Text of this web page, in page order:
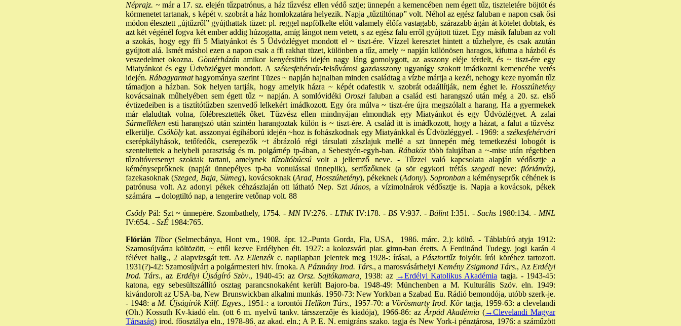
Néprajz. ~ már a 17. sz. elején tűzpatrónus, a ház tűzvész ellen védő sztje; ünnepén a kemencében nem égett tűz, tiszteletére böjtöt és
körmenetet tartanak, s képét v. szobrát a ház homlokzatára helyezik. Napja „tűztiltónap” volt. Néhol az egész faluban e napon csak ősi
módon élesztett „újtűzről” gyújthattak tüzet: pl. reggel napfölkelte előtt valamely élőfa vastagabb, szárazabb ágán át kötelet dobtak, és
azt két végénél fogva két ember addig húzogatta, amíg lángot nem vetett, s az egész falu erről gyújtott tüzet. Egy másik faluban az volt
a szokás, hogy egy ffi 5 Miatyánkot és 5 Üdvözlégyet mondott el ~ tiszt-ére. Vízzel keresztet hintett a tűzhelyre, és csak azután
gyújtott alá. Ismét máshol ezen a napon csak a ffi rakhat tüzet, különben a tűz, amely ~ napján különösen haragos, kifutna a házból és
veszedelmet okozna. Göntérházánamikor kenyérsütés idején nagy láng gomolygott, az asszony eléje térdelt, és ~ tiszt-ére egy
Miatyánkot és egy Üdvözlégyet mondott. A székesfehérvár-felsővárosi gazdasszony ugyanígy szokott imádkozni kemencébe vetés
idején. Rábagyarmathagyománya szerint Tüzes ~ napján hajnalban minden családtag a vízbe mártja a kezét, nehogy keze nyomán tűz
támadjon a házban. Sok helyen tartják, hogy amelyik házra ~ képét odafestik v. szobrát odaállítják, nem éghet le. Hosszúhetény
kovácsainak műhelyében sem égett tűz ~ napján. A somlóvidéki Oroszifaluban a család esti harangszó után még a 20. sz. első
évtizedeiben is a tisztítótűzben szenvedő lelkekért imádkozott. Egy óra múlva ~ tiszt-ére újra megszólalt a harang. Ha a gyermekek
már elaludtak volna, fölébresztették őket. Tűzvész ellen mindnyájan elmondtak egy Miatyánkot és egy Üdvözlégyet. A zalai
Sármelléken esti harangszó után szintén harangoztak külön is ~ tiszt-ére. A család itt is imádkozott, hogy a házat, a falut a tűzvész
elkerülje. Csökölykat. asszonyai égiháború idején ~hoz is fohászkodnak egy Miatyánkkal és Üdvözléggyel. - 1969: a székesfehérvári
cserépkályhások, tetőfedők, cserepezők ~t ábrázoló régi társulati zászlajuk mellé a szt ünnepén még temetkezési lobogót is
szenteltettek a helybeli parasztság és m. polgárnép tp-ában, a Sebestyén-egyh-ban. Rábaköztöbb falujában a ~-mise után régebben
tűzoltóversenyt szoktak tartani, amelynek tűzoltóbúcsú volt a jellemző neve. - Tűzzel való kapcsolata alapján védősztje a
kéményseprőknek (napját ünnepélyes tp-ba vonulással ünneplik), serfőzőknek (a sör egykori tréfásszegedineve: flóriánvíz),
fazekasoknak (Szeged, Baja, Sümeg), kovácsoknak (Arad, Hosszúhetény), pékeknek (Adony). Sopronbana kéményseprők céhének is
patrónusa volt. Az adonyi pékek céhzászlaján ott látható Nep. SztJános, a vízimolnárok védősztje is. Napja a kovácsok, pékek
számára →dologtiltó nap, a tengerire vetőnap volt. 88
Csődy Pál: Szt ~ ünnepére. Szombathely, 1754. - MNIV:276. - LThKIV:178. - BS V:937. - BálintI:351. - Sachs 1980:134. - MNL
IV:654. - SzÉ 1984:765.
Flórián Tibor(Selmecbánya, Hont vm., 1908. ápr. 12.-Punta Gorda, Fla, USA, 1986. márc. 2.): költő. - Táblabíró atyja 1912:
Szamosújvárra költözött, ~ ettől kezve Erdélyben élt. 1927: a kolozsvári piar. gimn-ban éretts. A Ferdinánd Tudegy. jogi karán 4
félévet hallg., 2 alapvizsgát tett. AzEllenzék c. napilapban jelentek meg 1928-: írásai, a Pásztortűz folyóir. írói köréhez tartozott.
1931(?)-42: Szamosújvárt a polgármesteri hiv. írnoka. A Pázmány Irod. Társ., a marosvásárhelyi Kemény Zsigmond Társ., AzErdélyi
Irod. Társ., az Erdélyi Újságíró Szöv., 1940-45: azOrsz. Sajtókamara, 1938: az →Erdélyi Katolikus Akadémia tagja. - 1943-45:
katona, egy sebesültszállító osztag parancsnokaként került Bajoro-ba. 1948-49: Münchenben a M. Kulturális Szöv. eln. 1949:
kivándorolt az USA-ba, New Brunswickban alkalmi munkás. 1950-73: New Yorkban a Szabad Eu. Rádió bemondója, utóbb szerk-je.
- 1948: a M. Újságírók Külf. Egyes., 1951-: a torontói Helikon Társ., 1957-70: a Vörösmarty Irod. Körtagja, 1959-63: a clevelandi
(Oh.) Kossuth Kv-kiadó eln. (ott 6 m. nyelvű tankv. társszerzője és kiadója), 1966-86: azÁrpád Akadémia (→Clevelandi Magyar
Társaság) irod. főosztálya eln., 1978-86. az akad. eln.; A P. E. N. emigráns szako. tagja és New York-i pénztárosa, 1976: a száműzött